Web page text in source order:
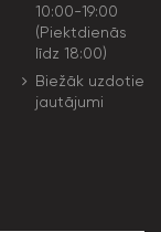
10:00-19:00
(Piektdienās
līdz 18:00)
Biežāk uzdotie
jautājumi